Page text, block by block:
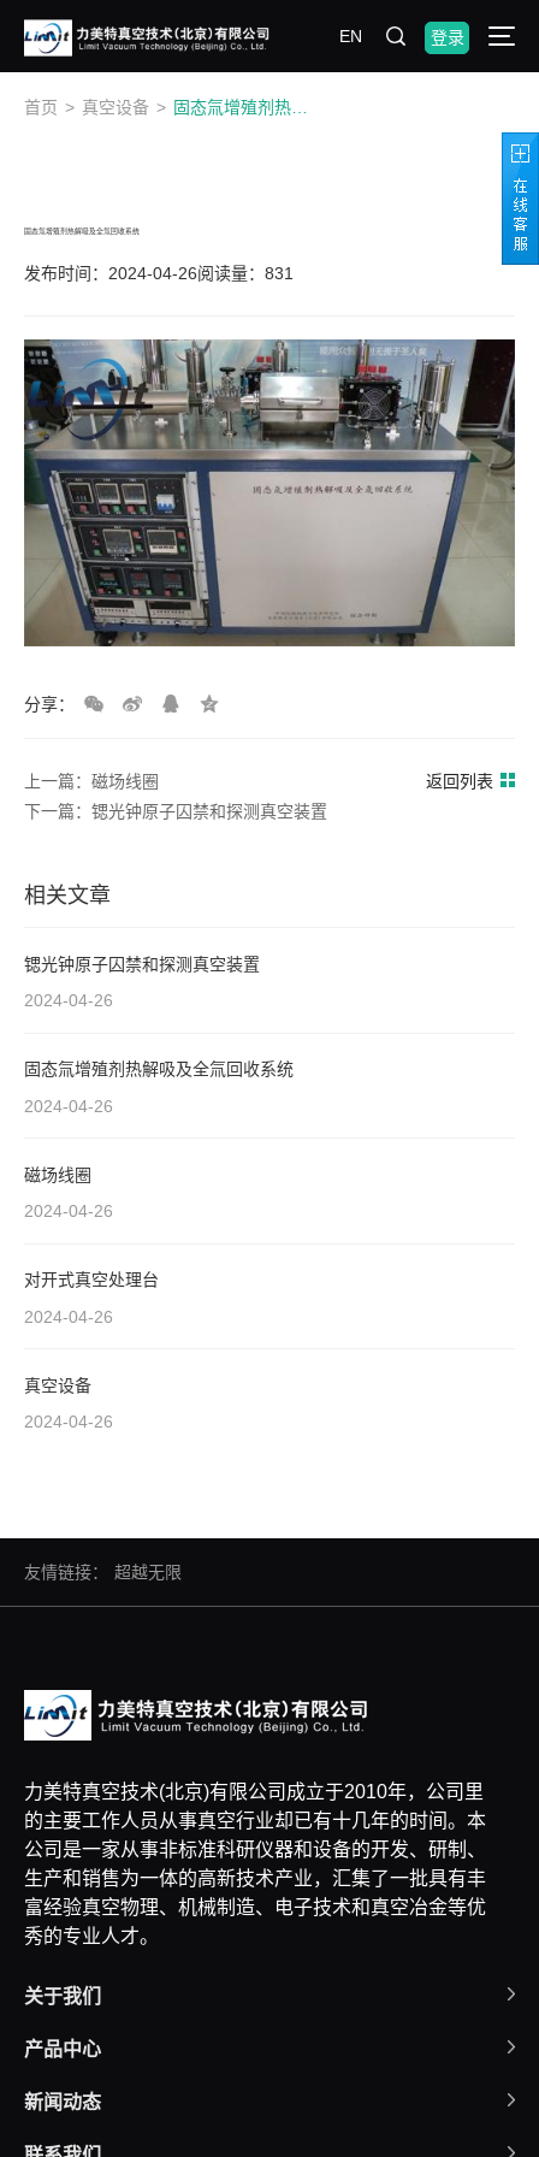
EN 登录
首页 > 真空设备 >
固态氚增殖剂热解吸及全氚回收系统
发布时间：2024-04-26阅读量：831
分享：
上一篇：磁场线圈
返回列表
下一篇：锶光钟原子囚禁和探测真空装置
相关文章
锶光钟原子囚禁和探测真空装置
2024-04-26
固态氚增殖剂热解吸及全氚回收系统
2024-04-26
磁场线圈
2024-04-26
对开式真空处理台
2024-04-26
真空设备
2024-04-26
友情链接： 超越无限
力美特真空技术(北京)有限公司成立于2010年，公司里
的主要工作人员从事真空行业却已有十几年的时间。本
公司是一家从事非标准科研仪器和设备的开发、研制、
生产和销售为一体的高新技术产业，汇集了一批具有丰
富经验真空物理、机械制造、电子技术和真空冶金等优
秀的专业人才。
关于我们
产品中心
新闻动态